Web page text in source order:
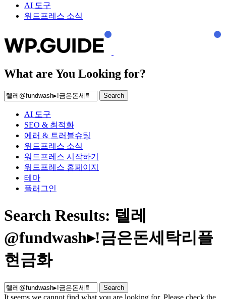
AI 도구
워드프레스 소식
What are You Looking for?
Search
AI 도구
SEO & 최적화
에러 & 트러블슈팅
워드프레스 소식
워드프레스 시작하기
워드프레스 홈페이지
테마
플러그인
Search Results: 텔레
@fundwash▸ǃ금은돈세탁리플
현금화
Search